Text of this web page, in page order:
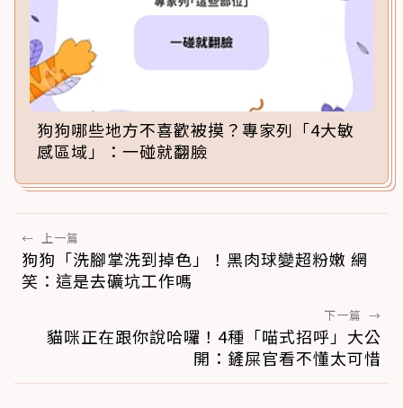
狗狗哪些地方不喜歡被摸？專家列「4大敏
感區域」：一碰就翻臉
← 上一篇
狗狗「洗腳掌洗到掉色」！黑肉球變超粉嫩 網
笑：這是去礦坑工作嗎
下一篇 →
貓咪正在跟你說哈囉！4種「喵式招呼」大公
開：鏟屎官看不懂太可惜